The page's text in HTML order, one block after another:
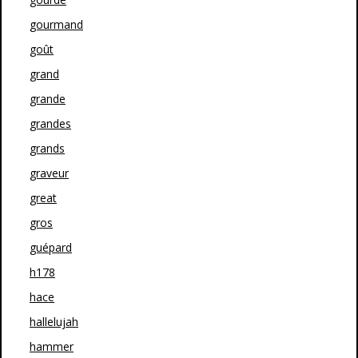
gourmand
goût
grand
grande
grandes
grands
graveur
great
gros
guépard
h178
hace
hallelujah
hammer